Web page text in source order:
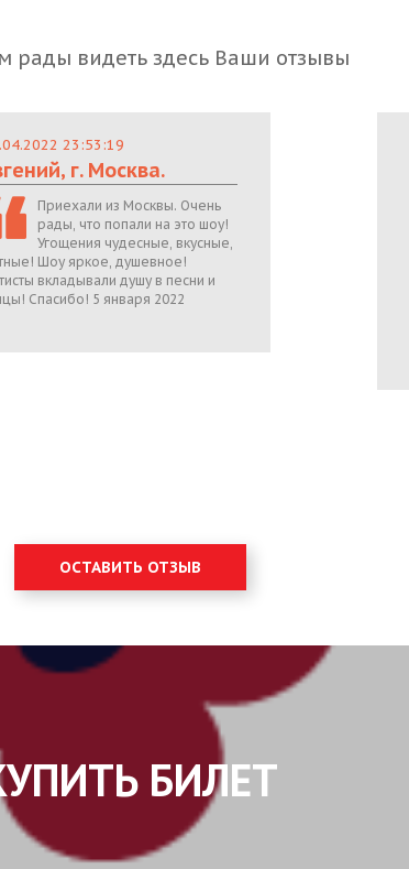
рады видеть здесь Ваши отзывы
23:53:19
г. Москва.
Приехали из Москвы. Очень
рады, что попали на это шоу!
Угощения чудесные, вкусные,
Шоу яркое, душевное!
вкладывали душу в песни и
Спасибо! 5 января 2022
ОСТАВИТЬ ОТЗЫВ
БИЛЕТ